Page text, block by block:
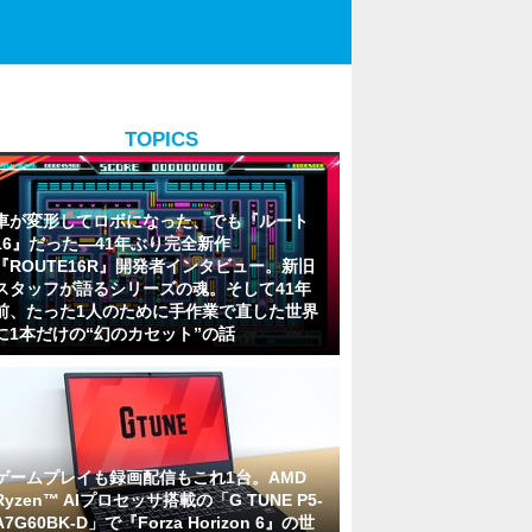
TOPICS
が変形してロボになった、でも『ルート
』だった―41年ぶり完全新作
ROUTE16R』開発者インタビュー。新旧
タッフが語るシリーズの魂。そして41年
、たった1人のために手作業で直した世界
1本だけの“幻のカセット”の話
ームプレイも録画配信もこれ1台。AMD
AIプロセッサ搭載の「G TUNE P5-
D」で『Forza Horizon 6』の世